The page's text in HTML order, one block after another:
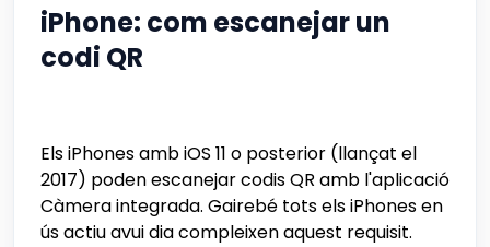
iPhone: com escanejar un
codi QR
Els iPhones amb iOS 11 o posterior (llançat el
2017) poden escanejar codis QR amb l'aplicació
Càmera integrada. Gairebé tots els iPhones en
ús actiu avui dia compleixen aquest requisit.